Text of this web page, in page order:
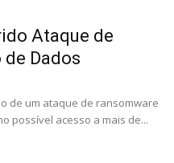
Ataque de
de Dados
de um ataque de ransomware
possível acesso a mais de...